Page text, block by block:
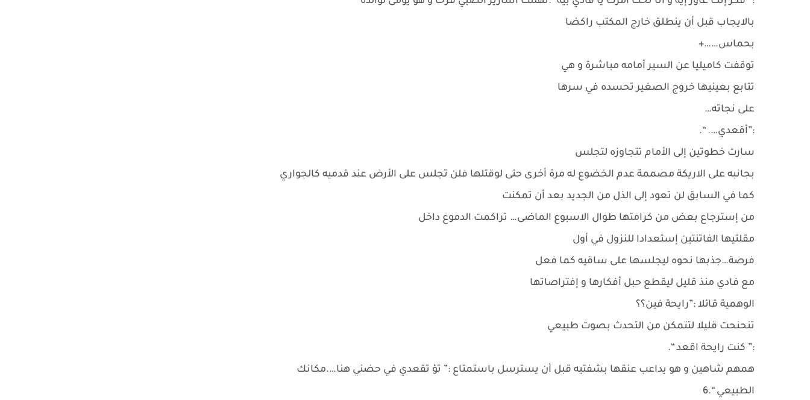
بالايجاب قبل أن ينطلق خارج المكتب راكضا
بحماس……+
توقفت كاميليا عن السير أمامه مباشرة و هي
تتابع بعينيها خروج الصغير تحسده في سرها
على نجاته…
:”أقعدي…. “.
سارت خطوتين إلى الأمام تتجاوزه لتجلس
بجانبه على الاريكة مصممة عدم الخضوع له مرة أخرى حتى لوقتلها فلن تجلس على الأرض عند قدميه كالجواري
كما في السابق لن تعود إلى الذل من الجديد بعد أن تمكنت
من إسترجاع بعض من كرامتها طوال الاسبوع الماضى… تراكمت الدموع داخل
مقلتيها الفاتنتين إستعدادا للنزول في أول
فرصة…جذبها نحوه ليجلسها على ساقيه كما فعل
مع فادي منذ قليل ليقطع حبل أفكارها و إفتراصاتها
الوهمية قائلا :”رايحة فين؟؟
تنحنحت قليلا لتتمكن من التحدث بصوت طبيعي
:” كنت رايحة اقعد “.
همهم شاهين و هو يداعب عنقها بشفتيه قبل أن يسترسل باستمتاع :” تؤ تقعدي في حضني هنا….مكانك
الطبيعي “.6